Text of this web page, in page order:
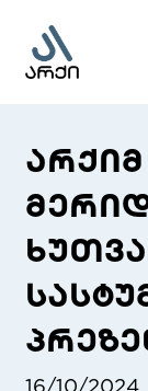
16/10/2024